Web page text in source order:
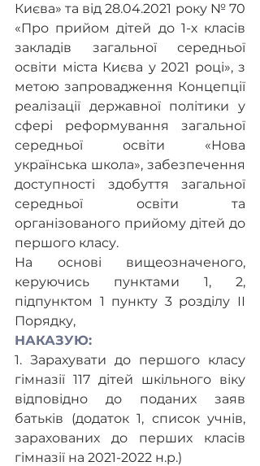
Києва» та від 28.04.2021 року № 70
«Про прийом дітей до 1-х класів
закладів загальної середньої
освіти міста Києва у 2021 році», з
метою запровадження Концепції
реалізації державної політики у
сфері реформування загальної
середньої освіти «Нова
українська школа», забезпечення
доступності здобуття загальної
середньої освіти та
організованого прийому дітей до
першого класу.
На основі вищеозначеного,
керуючись пунктами 1, 2,
підпунктом 1 пункту 3 розділу ІІ
Порядку,
НАКАЗУЮ:
1. Зарахувати до першого класу
гімназії 117 дітей шкільного віку
відповідно до поданих заяв
батьків (додаток 1, список учнів,
зарахованих до перших класів
гімназії на 2021-2022 н.р.)